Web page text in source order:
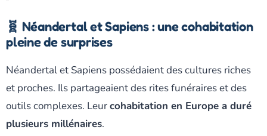
🧬 Néandertal et Sapiens : une cohabitation
pleine de surprises
Néandertal et Sapiens possédaient des cultures riches
et proches. Ils partageaient des rites funéraires et des
outils complexes. Leurcohabitation en Europe a duré
plusieurs millénaires.